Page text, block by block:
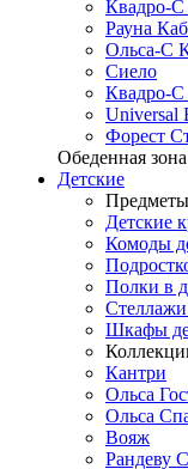
Квадро-С
Рауна
Ольса-С
Сиело
Квадро-С
Universal
Форест
Обеденная зона
Детские
Предметы
Детские
Комоды
Полки в
Стеллажи
Шкафы
Кантри
Ольса
Ольса
Вояж
Рандеву